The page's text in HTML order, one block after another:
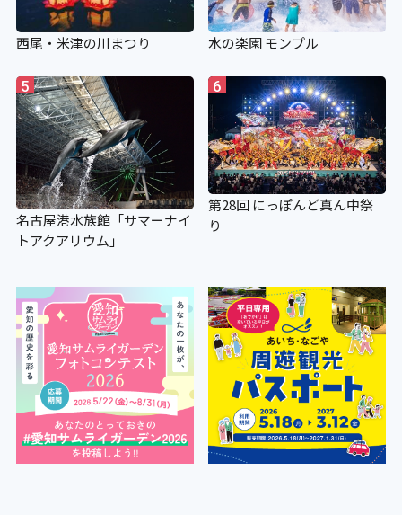
西尾・米津の川まつり 水の楽園 モンプル
5
名古屋港水族館「サマーナイ
トアクアリウム」
6
第28回 にっぽんど真ん中祭
り